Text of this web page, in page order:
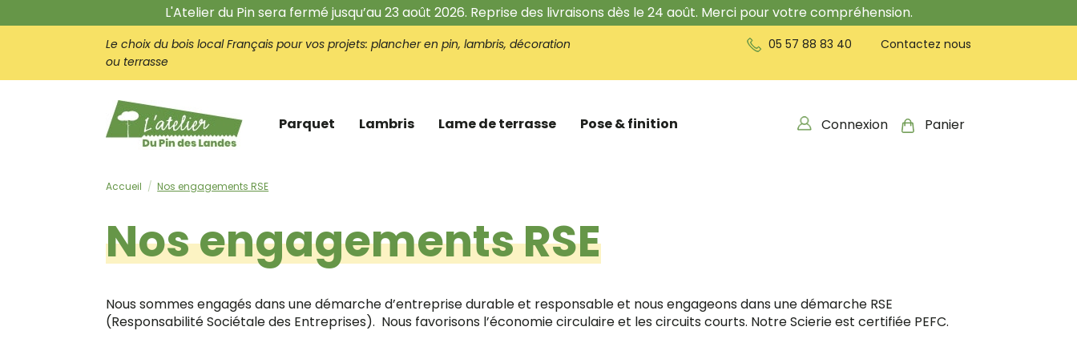
L'Atelier du Pin sera fermé jusqu’au 23 août 2026. Reprise des livraisons dès le 24 août. Merci pour votre compréhension.
Le choix du bois local Français pour vos projets: plancher en pin, lambris, décoration
ou terrasse
05 57 88 83 40 Contactez nous
Parquet Lambris Lame de terrasse Pose & finition Connexion Panier
Accueil Nos engagements RSE
Nos engagements RSE
Nous sommes engagés dans une démarche d’entreprise durable et responsable et nous engageons dans une démarche RSE
(Responsabilité Sociétale des Entreprises). Nous favorisons l’économie circulaire et les circuits courts. Notre Scierie est certifiée PEFC.